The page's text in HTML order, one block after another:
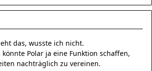
das, wusste ich nicht.
Polar ja eine Funktion schaffen,
nachträglich zu vereinen.